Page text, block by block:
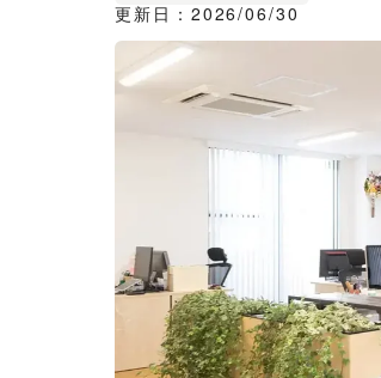
更新日：2026/06/30